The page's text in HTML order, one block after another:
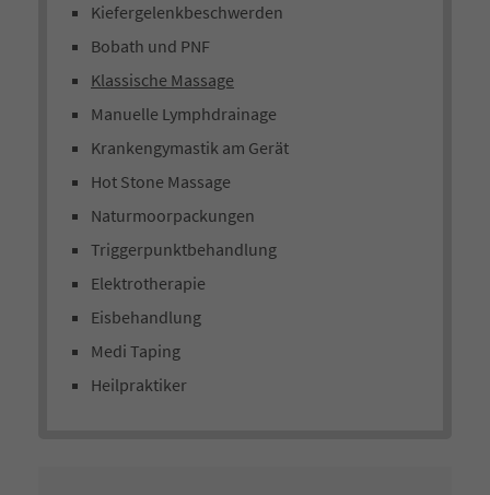
Kiefergelenkbeschwerden
Bobath und PNF
Klassische Massage
Manuelle Lymphdrainage
Krankengymastik am Gerät
Hot Stone Massage
Naturmoorpackungen
Triggerpunktbehandlung
Elektrotherapie
Eisbehandlung
Medi Taping
Heilpraktiker